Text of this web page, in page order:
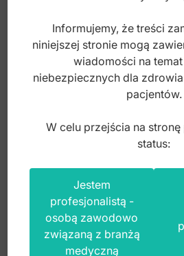
Index: ST-DD005
Informujemy, że treści
niniejszej stronie mogą
wiadomości na
niebezpiecznych dla
pacjentów.
W celu przejścia na
status:
Jestem
profesjonalistą -
osobą zawodowo
związaną z branżą
medyczną